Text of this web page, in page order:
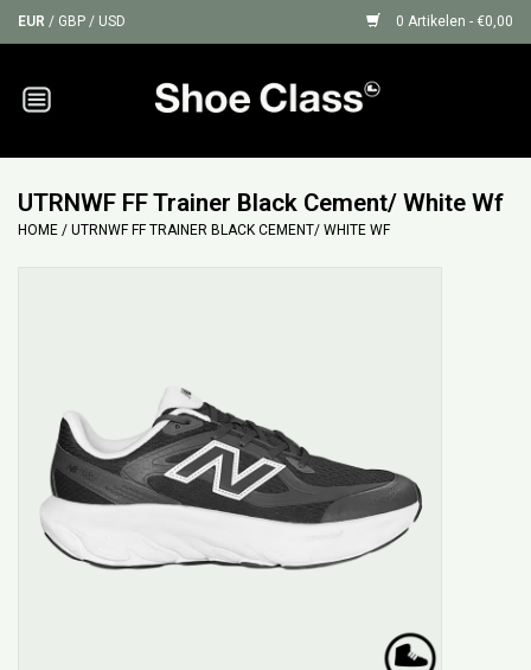
EUR / GBP / USD 0 Artikelen - €0,00
Home
UTRNWF FF Trainer Black Cement/ White Wf
HOME / UTRNWF FF TRAINER BLACK CEMENT/ WHITE WF